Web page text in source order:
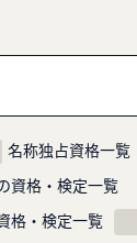
名称独占資格一覧
資格・検定一覧
格・検定一覧